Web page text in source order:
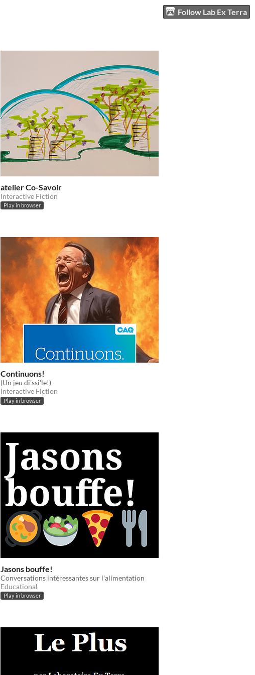
Follow Lab Ex Terra
atelier Co-Savoir
Interactive Fiction
Play in browser
Continuons!
(Un jeu di'ssi'le!)
Interactive Fiction
Play in browser
Jasons bouffe!
Conversations intéressantes sur l'alimentation
Educational
Play in browser